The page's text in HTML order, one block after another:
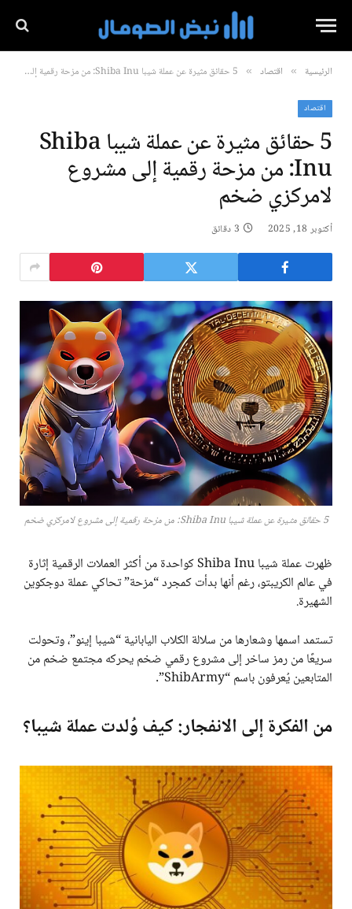
الرئيسية » اقتصاد » 5 حقائق مثيرة عن عملة شيبا Shiba Inu: من مزحة رقمية إلى مشروع لامركزي ضخم
اقتصاد
5 حقائق مثيرة عن عملة شيبا Shiba
Inu: من مزحة رقمية إلى مشروع
لامركزي ضخم
أكتوبر 18, 2025 3 دقائق
5 حقائق مثيرة عن عملة شيبا Shiba Inu: من مزحة رقمية إلى مشروع لامركزي ضخم
ظهرت عملة شيبا Shiba Inu كواحدة من أكثر العملات الرقمية إثارة
في عالم الكريبتو، رغم أنها بدأت كمجرد “مزحة” تحاكي عملة دوجكوين
الشهيرة.
تستمد اسمها وشعارها من سلالة الكلاب اليابانية “شيبا إينو”، وتحولت
سريعًا من رمز ساخر إلى مشروع رقمي ضخم يحركه مجتمع ضخم من
المتابعين يُعرفون باسم “ShibArmy”.
من الفكرة إلى الانفجار: كيف وُلدت عملة شيبا؟